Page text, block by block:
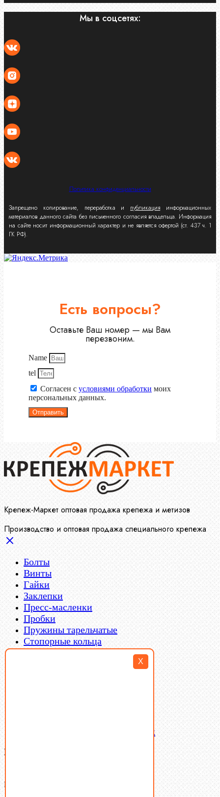
X
Мы в соцсетях:
Политика конфиденциальности
Запрещено копирование, переработка и публикация информационных
материалов данного сайта без письменного согласия владельца. Информация
на сайте носит информационный характер и не является офертой (ст. 437 ч. 1
ГК РФ).
Есть вопросы?
Оставьте Ваш номер — мы Вам
перезвоним.
Name
tel
Согласен с условиями обработки моих
персональных данных.
Отправить
Крепеж-Маркет оптовая продажа крепежа и метизов
Производство и оптовая продажа специального крепежа
Болты
Винты
Гайки
Заклепки
Пресс-масленки
Пробки
Пружины тарельчатые
Стопорные кольца
Такелаж
Латунный и бронзовый крепеж
Ваша корзина
В корзине нет товаров.